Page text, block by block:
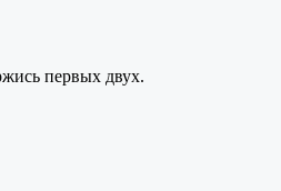
первых двух.